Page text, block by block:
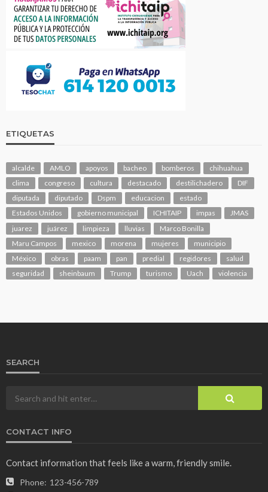
ETIQUETAS
alcalde AMLO apoyos bacheo bomberos
chihuahua
clima
congreso cultura destacado destilichadero
DIF
diputada
diputado Dspm educacion
estado
Estados Unidos
gobierno municipal ICHITAIP impas
JMAS
juarez
juárez limpieza lluvias
Marco Bonilla
Maru Campos
mexico morena mujeres
municipio
México
obras paam pan predial regidores
salud
seguridad
sheinbaum Trump turismo Uach violencia
SEARCH
CONTACT INFO
Contact information that feels like a warm, friendly smile.
Phone: 123-456-789